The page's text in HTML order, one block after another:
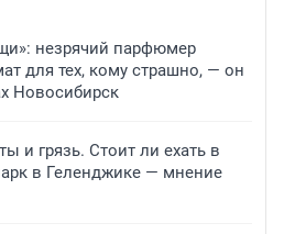
незрячий парфюмер
для тех, кому страшно, — он
Новосибирск
и грязь. Стоит ли ехать в
в Геленджике — мнение